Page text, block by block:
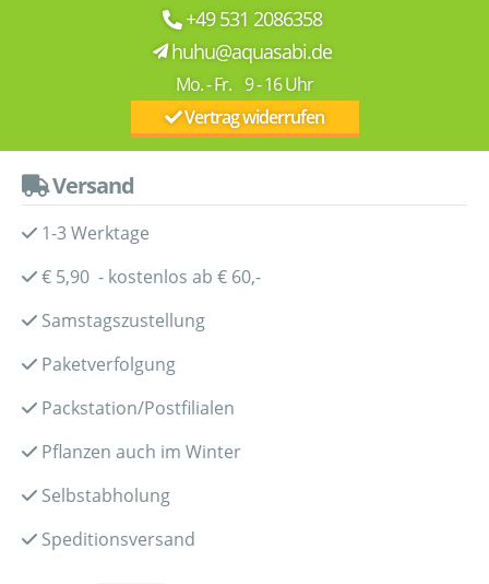
+49 531 2086358
huhu@aquasabi.de
Mo. - Fr. 9 - 16 Uhr
Vertrag widerrufen
Versand
1-3 Werktage
€ 5,90 - kostenlos ab € 60,-
Samstagszustellung
Paketverfolgung
Packstation/Postfilialen
Pflanzen auch im Winter
Selbstabholung
Speditionsversand